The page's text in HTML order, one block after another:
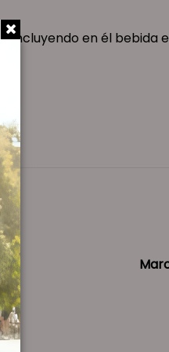
incluyendo en él bebida